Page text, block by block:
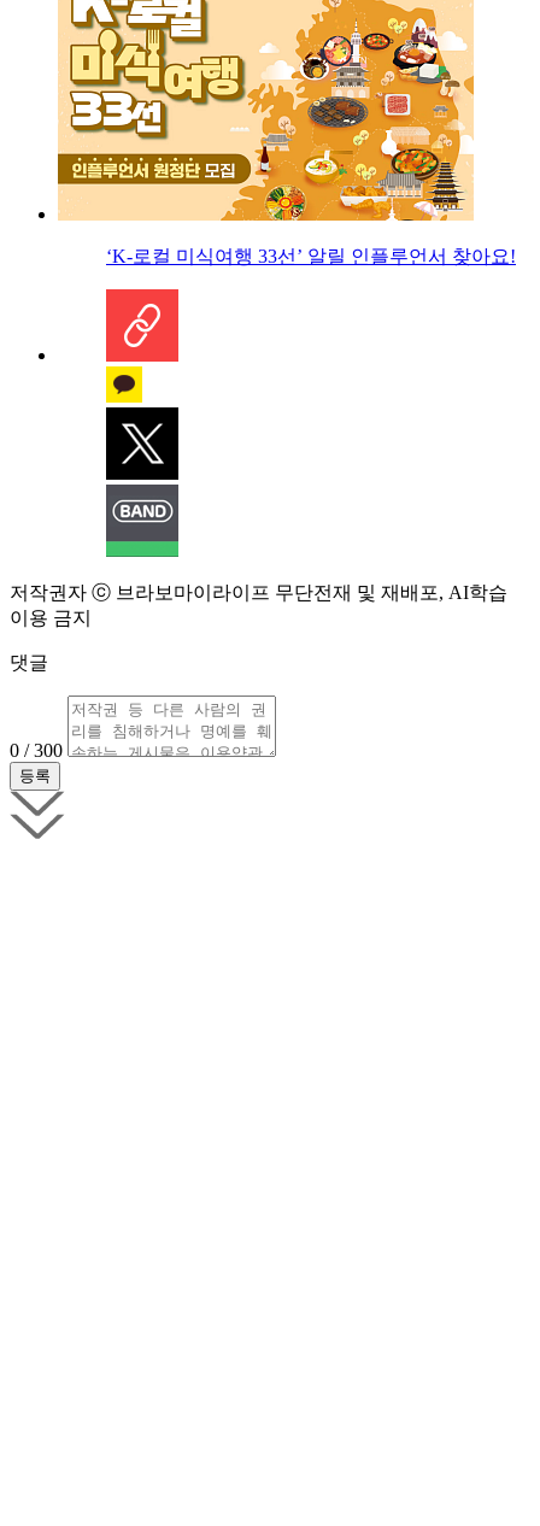
‘K-로컬 미식여행 33선’ 알릴 인플루언서 찾아요!
저작권자 ⓒ 브라보마이라이프 무단전재 및 재배포, AI학습
이용 금지
댓글
0 / 300